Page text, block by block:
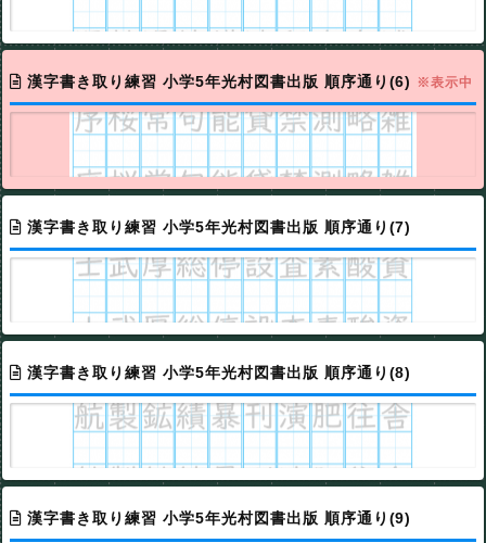
漢字書き取り練習 小学5年光村図書出版 順序通り(6) ※表示中
漢字書き取り練習 小学5年光村図書出版 順序通り(7)
漢字書き取り練習 小学5年光村図書出版 順序通り(8)
漢字書き取り練習 小学5年光村図書出版 順序通り(9)